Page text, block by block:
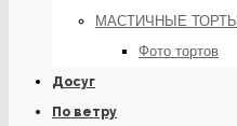
МАСТИЧНЫЕ ТОРТЫ
Фото тортов
Досуг
По ветру